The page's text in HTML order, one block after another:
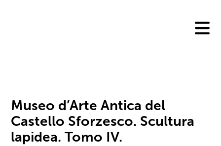
Museo d’Arte Antica del
Castello Sforzesco. Scultura
lapidea. Tomo IV.